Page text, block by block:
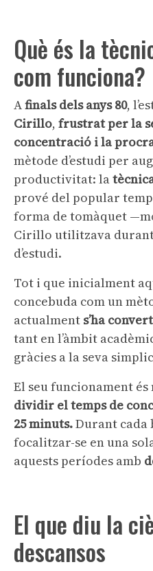
Què és la
com funciona?
Afinals dels anys 80,
Cirillo, frustrat per la
concentració i la
mètode d’estudi per
productivitat: la
prové del popular
forma de tomàquet
Cirillo utilitzava durant
d’estudi.
Tot i que inicialment
concebuda com un
actualment s’ha
tant en l’àmbit
gràcies a la seva
El seu funcionament
dividir el temps de
25 minuts.Durant cada
focalitzar-se en una
aquests períodes amb
El que diu la
descansos